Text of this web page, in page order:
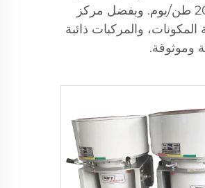
ألياف PET القياسية عالية المتانة، وأنظمة PET المشتركة ثلاثية الأبعاد، وخطوط PLA القابلة للتحلل، بدعم سعات تتراوح بين 2-200 طن/يوم. وبفضل مركز
والمركبات ذائبة
وموثوقة.